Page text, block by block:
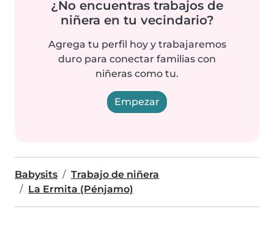
¿No encuentras trabajos de
niñera en tu vecindario?
Agrega tu perfil hoy y trabajaremos
duro para conectar familias con
niñeras como tu.
Empezar
Babysits
Trabajo de niñera
La Ermita (Pénjamo)